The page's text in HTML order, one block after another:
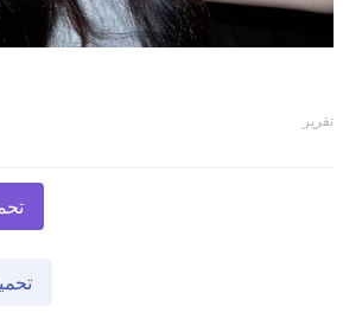
تقرير